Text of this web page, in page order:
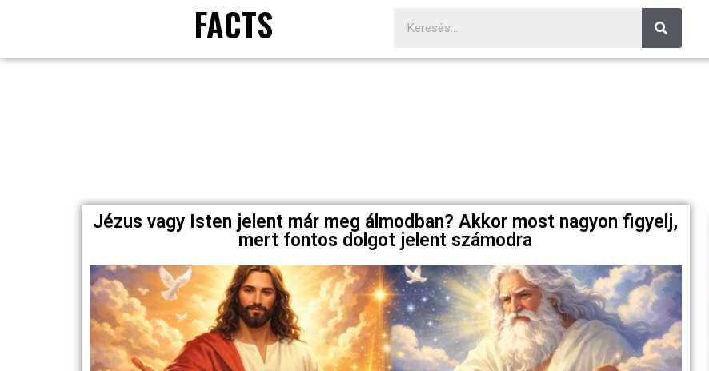
FACTS
Jézus vagy Isten jelent már meg álmodban? Akkor most nagyon figyelj,
mert fontos dolgot jelent számodra